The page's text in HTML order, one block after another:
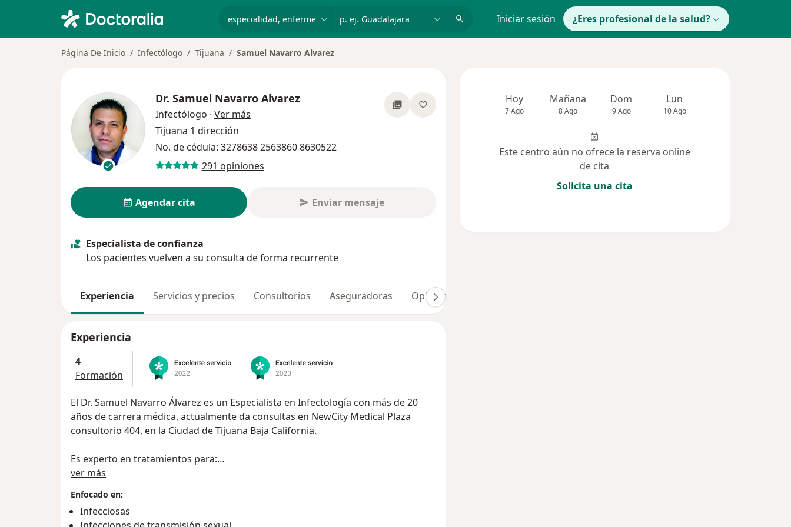
Iniciar sesión ¿Eres profesional de la salud?
Página De Inicio Infectólogo Tijuana Samuel Navarro Alvarez
Dr. Samuel Navarro Alvarez
Infectólogo · Ver más
Tijuana 1 dirección
No. de cédula: 3278638 2563860 8630522
291 opiniones
Agendar cita Enviar mensaje
Especialista de confianza
Los pacientes vuelven a su consulta de forma recurrente
Experiencia Servicios y precios Consultorios Aseguradoras Opiniones (291)
Experiencia
4
Formación
El Dr. Samuel Navarro Álvarez es un Especialista en Infectología con más de 20
años de carrera médica, actualmente da consultas en NewCity Medical Plaza
consultorio 404, en la Ciudad de Tijuana Baja California.
Es experto en tratamientos para:
- Enfermedad de Transmisión Sexual (ETS)
- Vacunas para Adultos
ver más
Enfocado en:
Infecciosas
Hoy
7 Ago
Mañana
8 Ago
Dom
9 Ago
Lun
10 Ago
Este centro aún no ofrece la reserva online
de cita
Solicita una cita